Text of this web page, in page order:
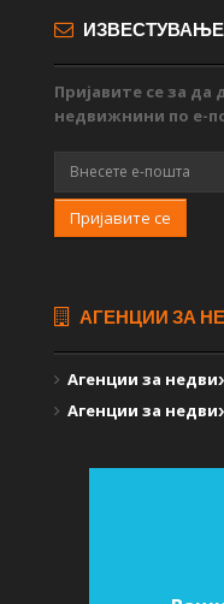
Пријавите се за
недвижнини по е-
Пријавите се
АГЕНЦИИ ЗА
Агенции за
Агенции за